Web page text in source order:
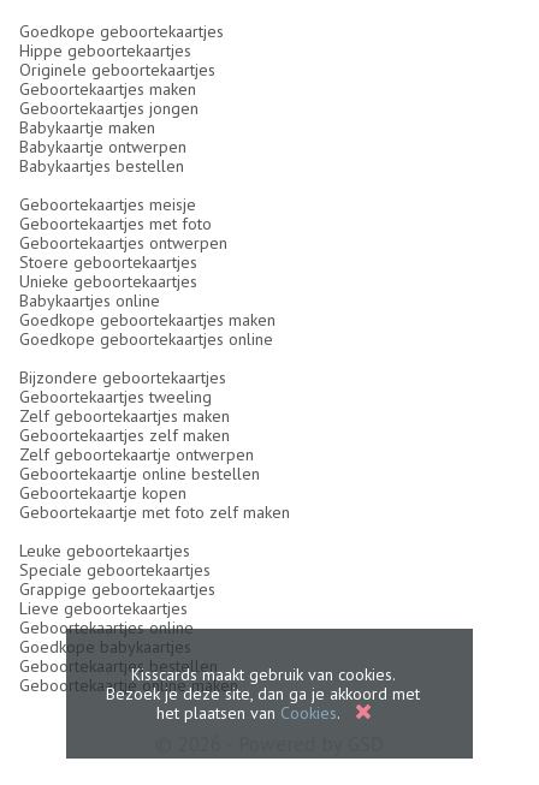
Goedkope geboortekaartjes
Hippe geboortekaartjes
Originele geboortekaartjes
Geboortekaartjes maken
Geboortekaartjes jongen
Babykaartje maken
Babykaartje ontwerpen
Babykaartjes bestellen
Geboortekaartjes meisje
Geboortekaartjes met foto
Geboortekaartjes ontwerpen
Stoere geboortekaartjes
Unieke geboortekaartjes
Babykaartjes online
Goedkope geboortekaartjes maken
Goedkope geboortekaartjes online
Bijzondere geboortekaartjes
Geboortekaartjes tweeling
Zelf geboortekaartjes maken
Geboortekaartjes zelf maken
Zelf geboortekaartje ontwerpen
Geboortekaartje online bestellen
Geboortekaartje kopen
Geboortekaartje met foto zelf maken
Leuke geboortekaartjes
Speciale geboortekaartjes
Grappige geboortekaartjes
Lieve geboortekaartjes
Geboortekaartjes online
Goedkope babykaartjes
Geboortekaartjes bestellen
Geboortekaartje online makenKisscards maakt gebruik van cookies.
Bezoek je deze site, dan ga je akkoord met
het plaatsen van Cookies.